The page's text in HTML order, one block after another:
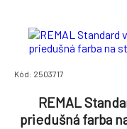
Kód: 2503717
REMAL
priedušná farba